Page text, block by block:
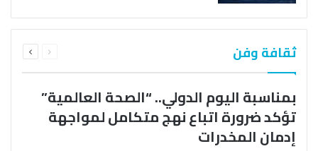
ثقافة وفن الصفحةالصفحة
بمناسبة اليوم الدولي.. “الصحة العالمية”
تؤكد ضرورة اتباع نهج متكامل لمواجهة
إدمان المخدرات